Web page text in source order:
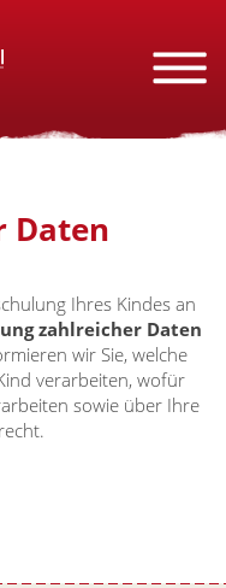
Daten
Ihres Kindes an
zahlreicher Daten
wir Sie, welche
verarbeiten, wofür
sowie über Ihre